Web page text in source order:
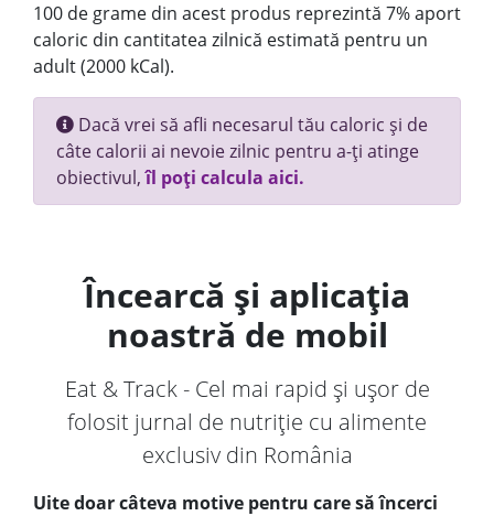
100 de grame din acest produs reprezintă 7% aport
caloric din cantitatea zilnică estimată pentru un
adult (2000 kCal).
Dacă vrei să afli necesarul tău caloric și de
câte calorii ai nevoie zilnic pentru a-ți atinge
obiectivul,îl poți calcula aici.
Încearcă și aplicația
noastră de mobil
Eat & Track - Cel mai rapid și ușor de
folosit jurnal de nutriție cu alimente
exclusiv din România
Uite doar câteva motive pentru care să încerci